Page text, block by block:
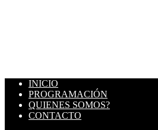
INICIO
PROGRAMACIÓN
QUIENES SOMOS?
CONTACTO